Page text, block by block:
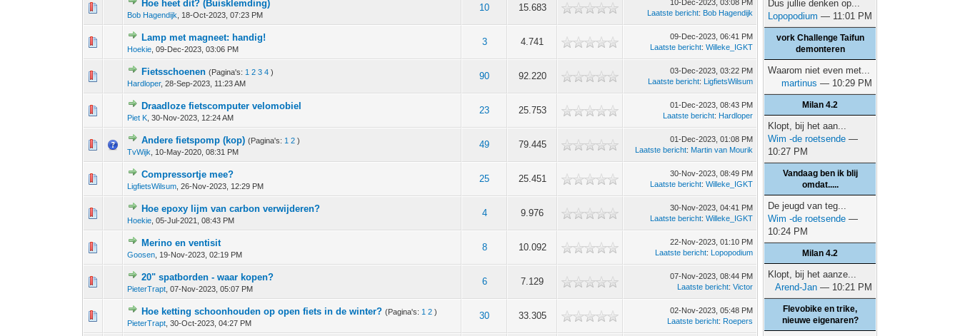
Hoe heet dit? (Buisklemding)
Bob Hagendijk 18-Oct-2023, 07:23 PM
10 15.683
0 stem - 0 van 5 gemiddeld
12345
10-Dec-2023, 03:08 PM
Laatste bericht: Bob Hagendijk
Lamp met magneet: handig!
Hoekie ,09-Dec-2023, 03:06 PM
3 4.741
0 stem - 0 van 5 gemiddeld
1234 5
09-Dec-2023, 06:41 PM
Laatste bericht:Willeke_IGKT
Fietsschoenen (Pagina's: 1 2 3 4 )
Hardloper,28-Sep-2023, 11:23 AM
90 92.220
0 stem - 0 van 5 gemiddeld
12345
03-Dec-2023, 03:22 PM
Laatste bericht: LigfietsWilsum
Draadloze fietscomputer velomobiel
Piet K ,30-Nov-2023, 12:24 AM
23 25.753
0 stem - 0 van 5 gemiddeld
12345
01-Dec-2023, 08:43 PM
Laatste bericht: Hardloper
Andere fietspomp (kop) (Pagina's: 1 2 )
TvWijk
10-May-2020, 08:31 PM
49 79.445
0 stem - 0 van 5 gemiddeld
12345
01-Dec-2023, 01:08 PM
Laatste bericht: Martin van Mourik
Compressortje mee?
LigfietsWilsum ,26-Nov-2023, 12:29 PM
25 25.451
0 stem - 0 van 5 gemiddeld
12345
30-Nov-2023, 08:49 PM
Laatste bericht:Willeke_IGKT
Hoe epoxy lijm van carbon verwijderen?
Hoekie ,05-Jul-2021, 08:43 PM
4 9.976
0 stem - 0 van 5 gemiddeld
12345
30-Nov-2023, 04:41 PM
Laatste bericht:Willeke_IGKT
Merino en ventisit
Goosen 19-Nov-2023, 02:19 PM
8 10.092
0 stem - 0 van 5 gemiddeld
123
22-Nov-2023, 01:10 PM
Laatste bericht: Lopopodium
20" spatborden - waar kopen?
PieterTrapt ,07-Nov-2023, 05:07 PM
6 7.129
0 stem - 0 van 5 gemiddeld
12345
07-Nov-2023, 08:44 PM
Laatste bericht:Victor
Hoe ketting schoonhouden op open fiets in de winter? (Pagina's: 1 2 )
PieterTrapt ,30-Oct-2023, 04:27 PM
30 33.305
0 stem - 0 van 5 gemiddeld
12345
02-Nov-2023, 05:48 PM
Laatste bericht: Roepers
Dus jullie denken op...
Lopopodium — 11:01 PM
vork Challenge Taifun
demonteren
Waarom niet even met...
martinus — 10:29 PM
Milan 4.2
Klopt, bij het aan...
Wim -de roetsende —
10:27 PM
Vandaag ben ik blij
omdat.....
De jeugd van teg...
Wim -de roetsende —
10:24 PM
Milan 4.2
Klopt, bij het aanze...
Arend-Jan — 10:21 PM
Flevobike en trike,
nieuwe eigenaren?